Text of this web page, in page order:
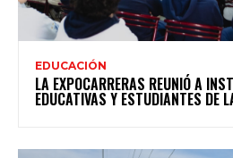
EDUCACIÓN
LA EXPOCARRERAS REUNIÓ A
EDUCATIVAS Y ESTUDIANTES DE